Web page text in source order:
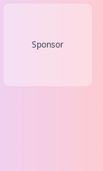
Sponsor